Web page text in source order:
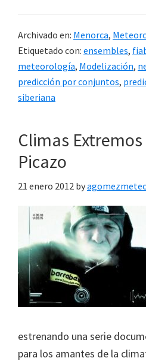
Archivado en: Menorca,
Etiquetado con: ensembles,
meteorología, Modelización,
predicción por conjuntos,
siberiana
Climas
Picazo
21 enero 2012 by
estrenando una serie
para los amantes de la